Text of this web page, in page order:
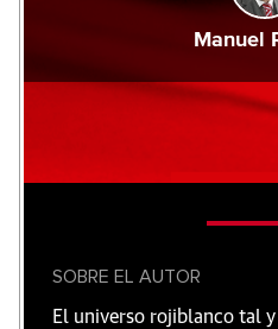
Manuel
SOBRE EL AUTOR
El universo rojiblanco tal